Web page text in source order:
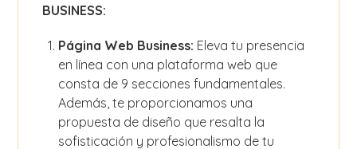
BUSINESS:
Página Web Business: Eleva tu presencia
en línea con una plataforma web que
consta de 9 secciones fundamentales.
Además, te proporcionamos una
propuesta de diseño que resalta la
sofisticación y profesionalismo de tu